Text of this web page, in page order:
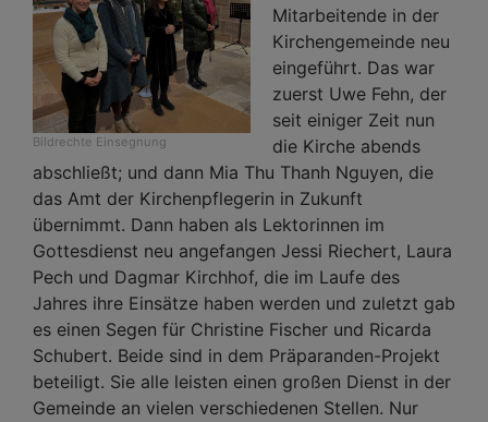
Bildrechte Einsegnung
Mitarbeitende in der
Kirchengemeinde neu
eingeführt. Das war
zuerst Uwe Fehn, der
seit einiger Zeit nun
die Kirche abends
abschließt; und dann Mia Thu Thanh Nguyen, die
das Amt der Kirchenpflegerin in Zukunft
übernimmt. Dann haben als Lektorinnen im
Gottesdienst neu angefangen Jessi Riechert, Laura
Pech und Dagmar Kirchhof, die im Laufe des
Jahres ihre Einsätze haben werden und zuletzt gab
es einen Segen für Christine Fischer und Ricarda
Schubert. Beide sind in dem Präparanden-Projekt
beteiligt. Sie alle leisten einen großen Dienst in der
Gemeinde an vielen verschiedenen Stellen. Nur